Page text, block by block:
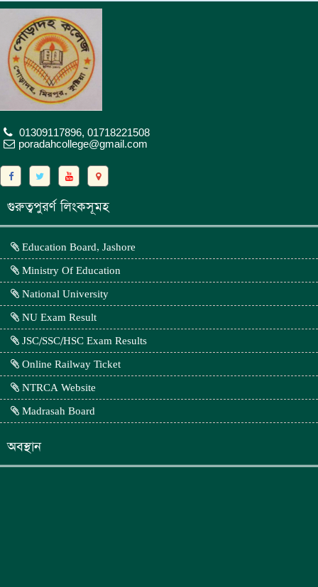
01309117896, 01718221508
poradahcollege@gmail.com
গুরুত্বপুরর্ণ লিংকসূমহ
Education Board, Jashore
Ministry Of Education
National University
NU Exam Result
JSC/SSC/HSC Exam Results
Online Railway Ticket
NTRCA Website
Madrasah Board
অবস্থান